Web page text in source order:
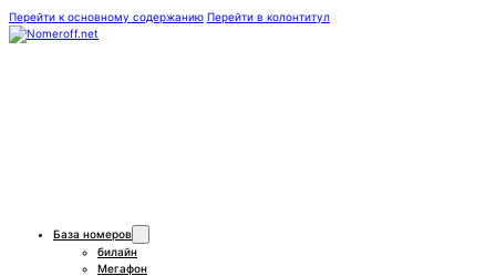
Перейти к основному содержанию Перейти в колонтитул
База номеров
билайн
Мегафон